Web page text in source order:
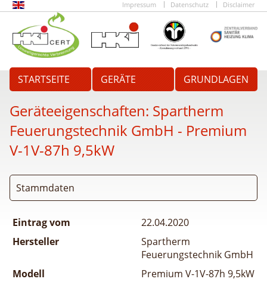
Impressum Datenschutz Disclaimer
STARTSEITE GERÄTE GRUNDLAGEN
Geräteeigenschaften: Spartherm
Feuerungstechnik GmbH - Premium
V-1V-87h 9,5kW
Stammdaten
Eintrag vom
22.04.2020
Hersteller
Spartherm
Feuerungstechnik GmbH
Modell
Premium V-1V-87h 9,5kW